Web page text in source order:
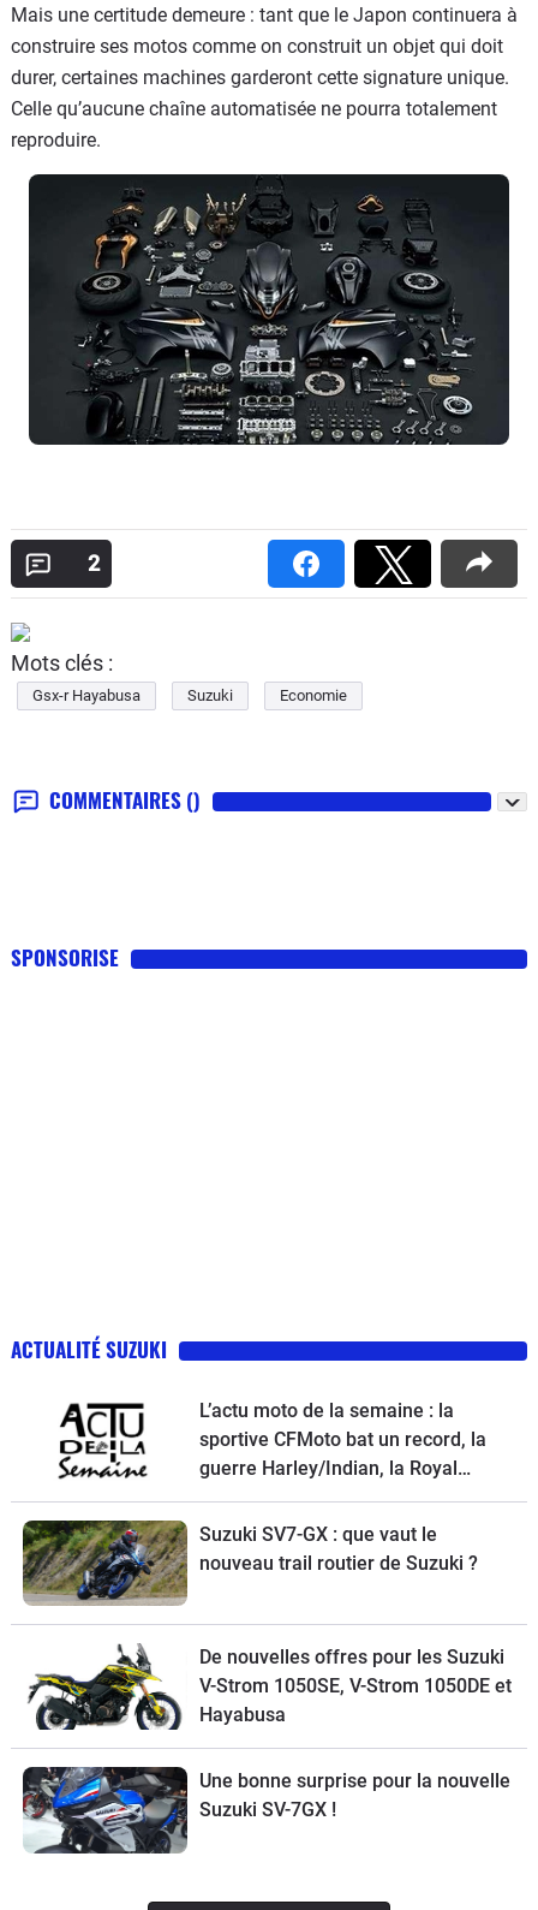
Mais une certitude demeure : tant que le Japon continuera à
construire ses motos comme on construit un objet qui doit
durer, certaines machines garderont cette signature unique.
Celle qu’aucune chaîne automatisée ne pourra totalement
reproduire.
2
Mots clés :
Gsx-r Hayabusa Suzuki Economie
COMMENTAIRES ()
SPONSORISE
ACTUALITÉ SUZUKI
L’actu moto de la semaine : la
sportive CFMoto bat un record, la
guerre Harley/Indian, la Royal
Enfield Bullet 650, une nouvelle
moto de cross Ducati et la Suzuki
SV-7GX à l’essai
Suzuki SV7-GX : que vaut le
nouveau trail routier de Suzuki ?
De nouvelles offres pour les Suzuki
V-Strom 1050SE, V-Strom 1050DE et
Hayabusa
Une bonne surprise pour la nouvelle
Suzuki SV-7GX !